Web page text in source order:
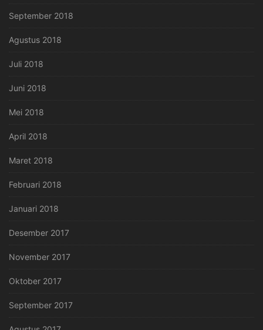
September 2018
Agustus 2018
Juli 2018
Juni 2018
Mei 2018
April 2018
Maret 2018
Februari 2018
Januari 2018
Desember 2017
November 2017
Oktober 2017
September 2017